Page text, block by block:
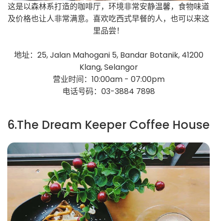
这是以森林系打造的咖啡厅，环境非常安静温馨，食物味道
及价格也让人非常满意。喜欢吃西式早餐的人，也可以来这
里品尝！
地址：25, Jalan Mahogani 5, Bandar Botanik, 41200
Klang, Selangor
营业时间：10:00am - 07:00pm
电话号码：03-3884 7898
6.The Dream Keeper Coffee House